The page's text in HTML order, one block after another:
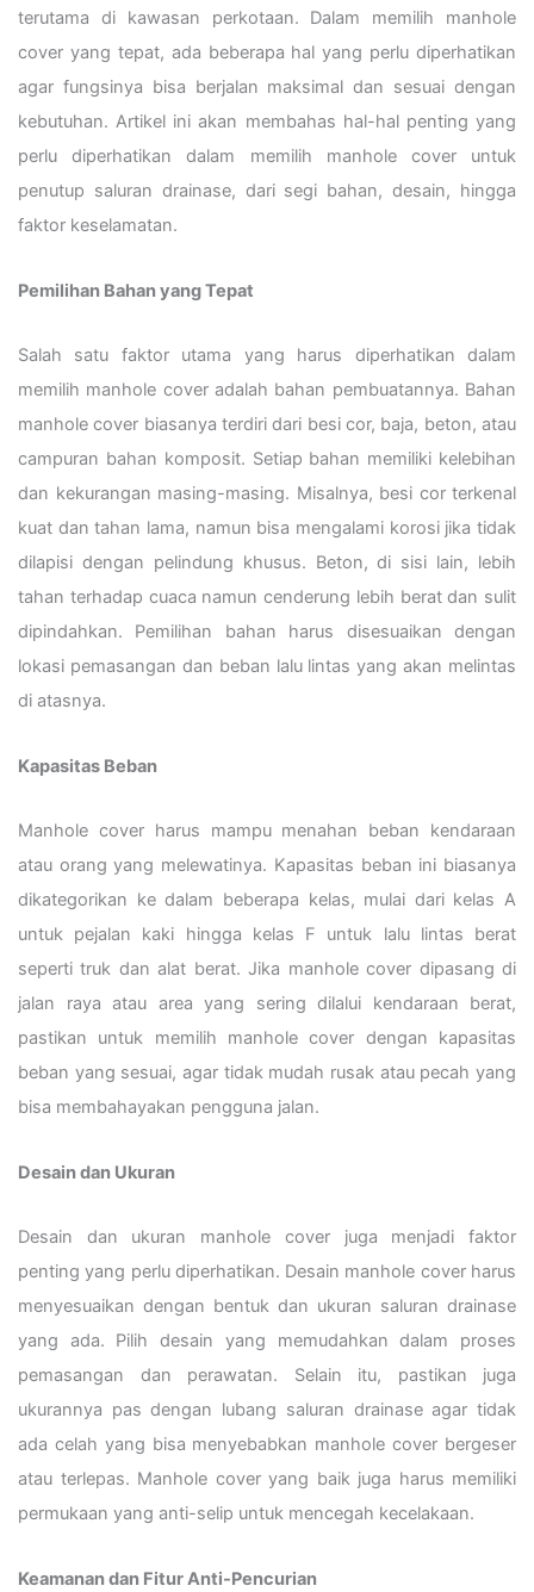
terutama di kawasan perkotaan. Dalam memilih manhole
cover yang tepat, ada beberapa hal yang perlu diperhatikan
agar fungsinya bisa berjalan maksimal dan sesuai dengan
kebutuhan. Artikel ini akan membahas hal-hal penting yang
perlu diperhatikan dalam memilih manhole cover untuk
penutup saluran drainase, dari segi bahan, desain, hingga
faktor keselamatan.
Pemilihan Bahan yang Tepat
Salah satu faktor utama yang harus diperhatikan dalam
memilih manhole cover adalah bahan pembuatannya. Bahan
manhole cover biasanya terdiri dari besi cor, baja, beton, atau
campuran bahan komposit. Setiap bahan memiliki kelebihan
dan kekurangan masing-masing. Misalnya, besi cor terkenal
kuat dan tahan lama, namun bisa mengalami korosi jika tidak
dilapisi dengan pelindung khusus. Beton, di sisi lain, lebih
tahan terhadap cuaca namun cenderung lebih berat dan sulit
dipindahkan. Pemilihan bahan harus disesuaikan dengan
lokasi pemasangan dan beban lalu lintas yang akan melintas
di atasnya.
Kapasitas Beban
Manhole cover harus mampu menahan beban kendaraan
atau orang yang melewatinya. Kapasitas beban ini biasanya
dikategorikan ke dalam beberapa kelas, mulai dari kelas A
untuk pejalan kaki hingga kelas F untuk lalu lintas berat
seperti truk dan alat berat. Jika manhole cover dipasang di
jalan raya atau area yang sering dilalui kendaraan berat,
pastikan untuk memilih manhole cover dengan kapasitas
beban yang sesuai, agar tidak mudah rusak atau pecah yang
bisa membahayakan pengguna jalan.
Desain dan Ukuran
Desain dan ukuran manhole cover juga menjadi faktor
penting yang perlu diperhatikan. Desain manhole cover harus
menyesuaikan dengan bentuk dan ukuran saluran drainase
yang ada. Pilih desain yang memudahkan dalam proses
pemasangan dan perawatan. Selain itu, pastikan juga
ukurannya pas dengan lubang saluran drainase agar tidak
ada celah yang bisa menyebabkan manhole cover bergeser
atau terlepas. Manhole cover yang baik juga harus memiliki
permukaan yang anti-selip untuk mencegah kecelakaan.
Keamanan dan Fitur Anti-Pencurian